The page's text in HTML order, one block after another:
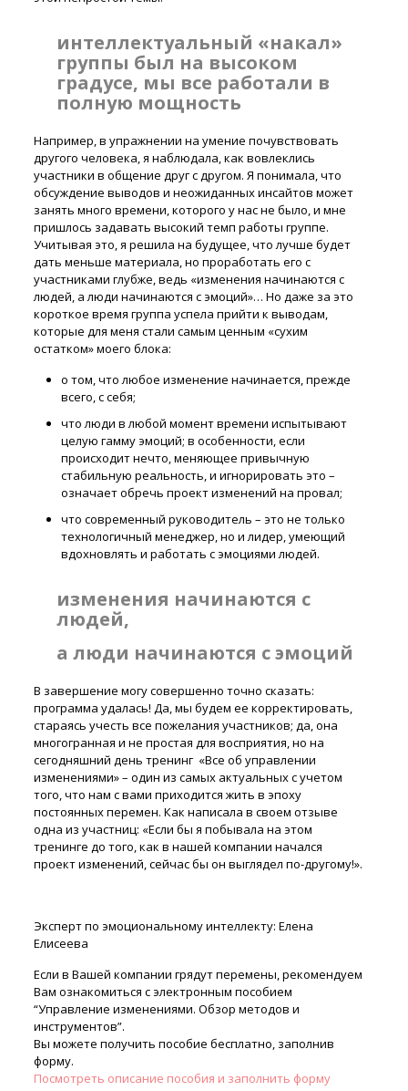
интеллектуальный «накал»
группы был на высоком
градусе, мы все работали в
полную мощность
Например, в упражнении на умение почувствовать
другого человека, я наблюдала, как вовлеклись
участники в общение друг с другом. Я понимала, что
обсуждение выводов и неожиданных инсайтов может
занять много времени, которого у нас не было, и мне
пришлось задавать высокий темп работы группе.
Учитывая это, я решила на будущее, что лучше будет
дать меньше материала, но проработать его с
участниками глубже, ведь «изменения начинаются с
людей, а люди начинаются с эмоций»… Но даже за это
короткое время группа успела прийти к выводам,
которые для меня стали самым ценным «сухим
остатком» моего блока:
о том, что любое изменение начинается, прежде
всего, с себя;
что люди в любой момент времени испытывают
целую гамму эмоций; в особенности, если
происходит нечто, меняющее привычную
стабильную реальность, и игнорировать это –
означает обречь проект изменений на провал;
что современный руководитель – это не только
технологичный менеджер, но и лидер, умеющий
вдохновлять и работать с эмоциями людей.
изменения начинаются с
людей,
а люди начинаются с эмоций
В завершение могу совершенно точно сказать:
программа удалась! Да, мы будем ее корректировать,
стараясь учесть все пожелания участников; да, она
многогранная и не простая для восприятия, но на
сегодняшний день тренинг «Все об управлении
изменениями» – один из самых актуальных с учетом
того, что нам с вами приходится жить в эпоху
постоянных перемен. Как написала в своем отзыве
одна из участниц: «Если бы я побывала на этом
тренинге до того, как в нашей компании начался
проект изменений, сейчас бы он выглядел по-другому!».
Эксперт по эмоциональному интеллекту: Елена
Елисеева
Если в Вашей компании грядут перемены, рекомендуем
Вам ознакомиться с электронным пособием
“Управление изменениями. Обзор методов и
инструментов”.
Вы можете получить пособие бесплатно, заполнив
форму.
Посмотреть описание пособия и заполнить форму